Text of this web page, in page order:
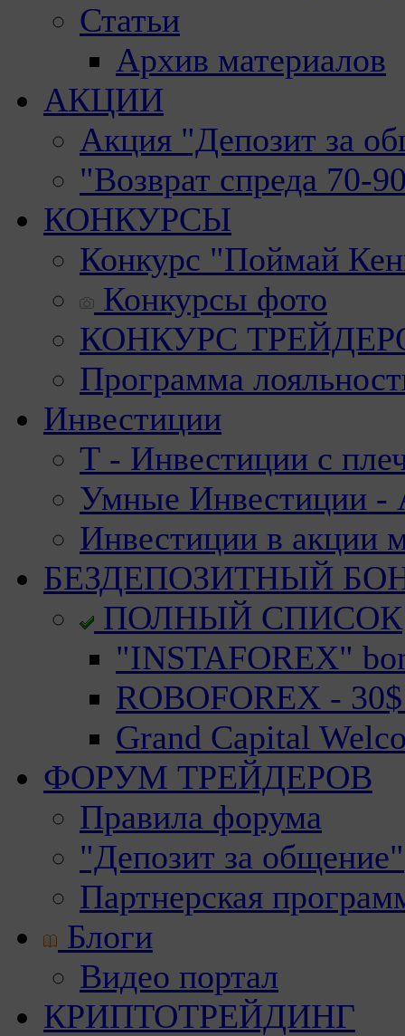
Статьи
Архив материалов
АКЦИИ
Акция "Депозит за
"Возврат спреда 70-
КОНКУРСЫ
Конкурс "Поймай
Конкурсы фото
КОНКУРС
Программа
Инвестиции
Т - Инвестиции с
Умные Инвестиции -
Инвестиции в акции
БЕЗДЕПОЗИТНЫЙ
ПОЛНЫЙ СПИСОК
"INSTAFOREX"
ROBOFOREX -
Grand Capital
ФОРУМ ТРЕЙДЕРОВ
Правила форума
"Депозит за общение"
Партнерская
Блоги
Видео портал
КРИПТОТРЕЙДИНГ